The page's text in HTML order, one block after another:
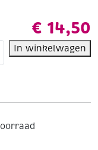
€ 14,50
In winkelwagen